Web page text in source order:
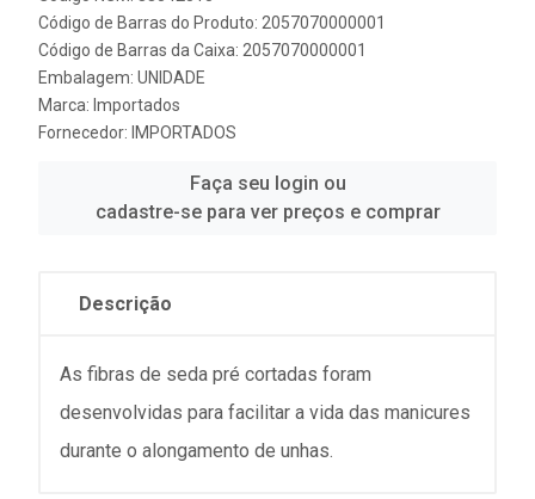
Código de Barras do Produto: 2057070000001
Código de Barras da Caixa: 2057070000001
Embalagem: UNIDADE
Marca: Importados
Fornecedor: IMPORTADOS
Faça seu login ou
cadastre-se para ver preços e comprar
Descrição
As fibras de seda pré cortadas foram
desenvolvidas para facilitar a vida das manicures
durante o alongamento de unhas.